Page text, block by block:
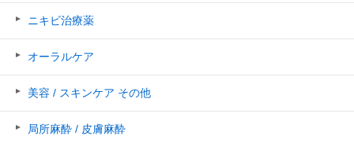
ニキビ治療薬
オーラルケア
美容 / スキンケア その他
局所麻酔 / 皮膚麻酔